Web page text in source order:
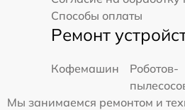
Способы оплаты
Ремонт
Кофемашин
Роботов-
Мы занимаемся ремонтом и